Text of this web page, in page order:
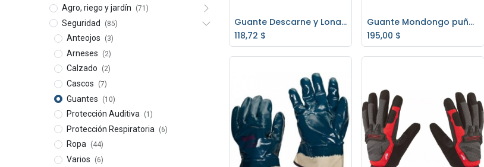
Agro, riego y jardín (71)
Seguridad (85)
Anteojos (3)
Arneses (2)
Calzado (2)
Cascos (7)
Guantes (10)
Protección Auditiva (1)
Protección Respiratoria (6)
Ropa (44)
Varios (6)
Agregar al carrito
Guante Descarne y Lona (SMAX)
118,72 $
Agregar al carrito Guante Mondongo puño tejido algodón
195,00 $